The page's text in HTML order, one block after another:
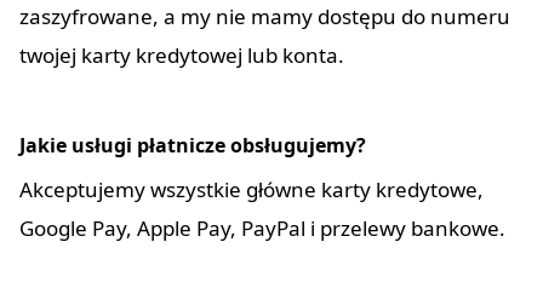
zaszyfrowane, a my nie mamy dostępu do numeru
twojej karty kredytowej lub konta.
Jakie usługi płatnicze obsługujemy?
Akceptujemy wszystkie główne karty kredytowe,
Google Pay, Apple Pay, PayPal i przelewy bankowe.